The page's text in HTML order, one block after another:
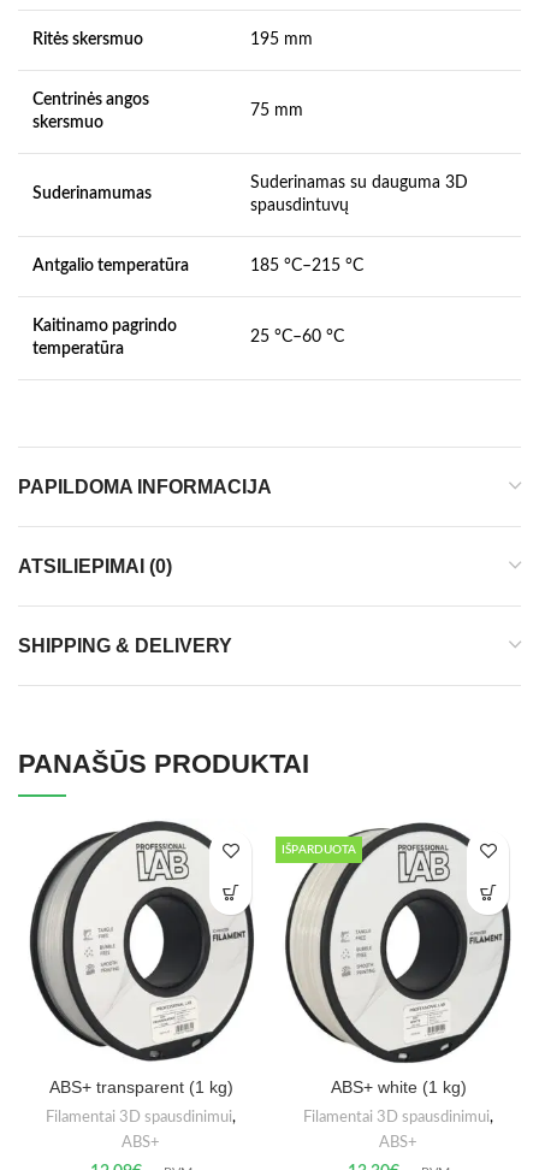
Ritės skersmuo 195 mm
Centrinės angos
skersmuo
75 mm
Suderinamumas
Suderinamas su dauguma 3D
spausdintuvų
Antgalio temperatūra 185 °C–215 °C
Kaitinamo pagrindo
temperatūra
25 °C–60 °C
PAPILDOMA INFORMACIJA
ATSILIEPIMAI (0)
SHIPPING & DELIVERY
PANAŠŪS PRODUKTAI
ABS+ transparent (1 kg)
Filamentai 3D spausdinimui,
ABS+
IŠPARDUOTA
ABS+ white (1 kg)
Filamentai 3D spausdinimui,
ABS+